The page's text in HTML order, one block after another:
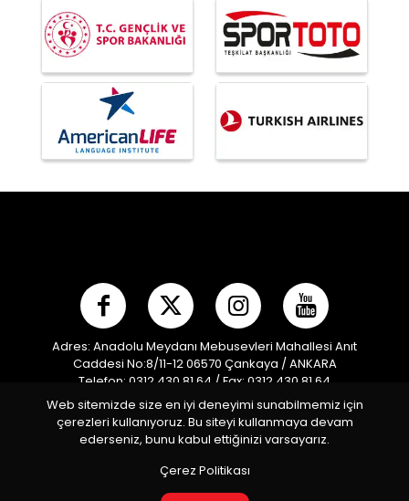
Adres: Anadolu Meydanı Mebusevleri Mahallesi Anıt
Caddesi No:8/11-12 06570 Çankaya / ANKARA
Telefon: 0312 430 81 64 / Fax: 0312 430 81 64
E-posta: info@mpf.org.tr/ Kep Adresi:
modernpentatlonfederasyonu@hs01.kep.tr
Türkiye Modern Pentatlon Federasyonu © 2026 Tüm
Hakları Saklıdır
Web sitemizde size en iyi deneyimi sunabilmemiz için
çerezleri kullanıyoruz. Bu siteyi kullanmaya devam
ederseniz, bunu kabul ettiğinizi varsayarız.
Çerez Politikası